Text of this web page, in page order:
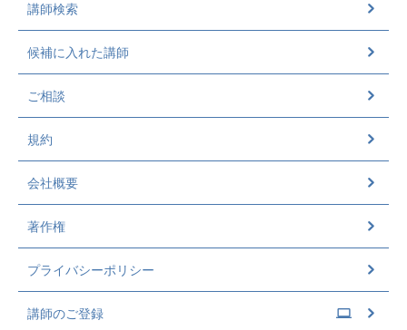
講師検索
候補に入れた講師
ご相談
規約
会社概要
著作権
プライバシーポリシー
講師のご登録